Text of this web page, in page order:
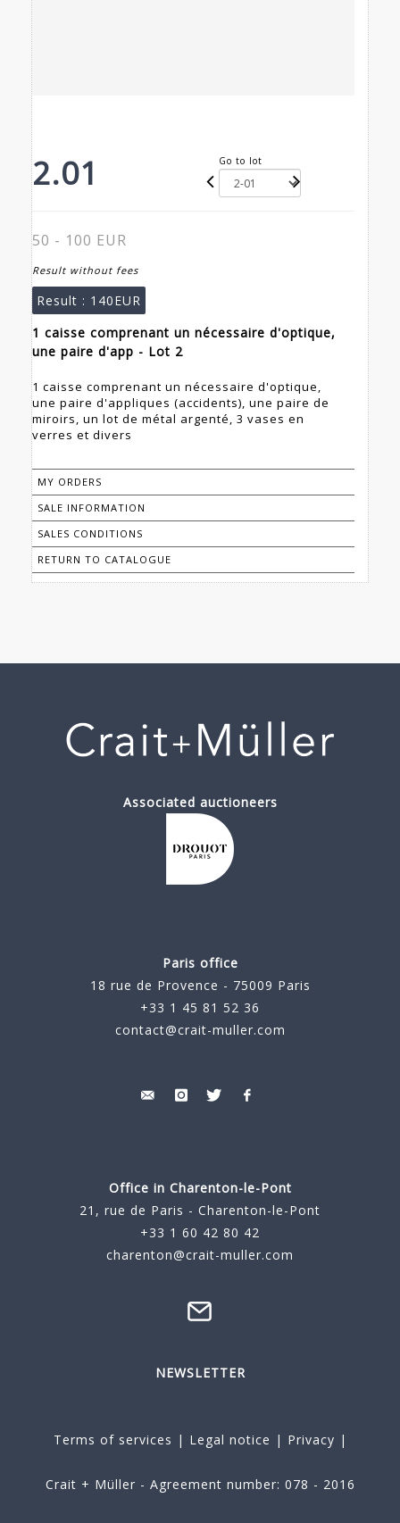
2.01 Go to lot
50 - 100 EUR
Result without fees
Result : 140EUR
1 caisse comprenant un nécessaire d'optique,
une paire d'app - Lot 2
1 caisse comprenant un nécessaire d'optique,
une paire d'appliques (accidents), une paire de
miroirs, un lot de métal argenté, 3 vases en
verres et divers
MY ORDERS
SALE INFORMATION
SALES CONDITIONS
RETURN TO CATALOGUE
Associated auctioneers
Paris office
18 rue de Provence - 75009 Paris
+33 1 45 81 52 36
contact@crait-muller.com
Office in Charenton-le-Pont
21, rue de Paris - Charenton-le-Pont
+33 1 60 42 80 42
charenton@crait-muller.com
NEWSLETTER
Terms of services | Legal notice | Privacy |
Crait + Müller - Agreement number: 078 - 2016